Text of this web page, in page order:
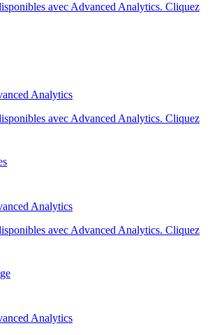
avec Advanced Analytics. Cliquez
Analytics
avec Advanced Analytics. Cliquez
Analytics
avec Advanced Analytics. Cliquez
Analytics